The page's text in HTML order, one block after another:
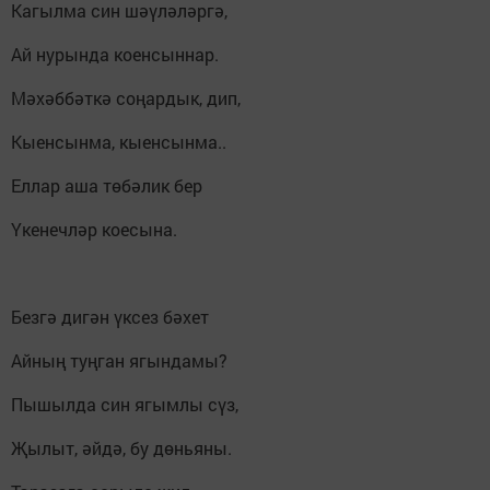
Кагылма син шәүләләргә,
Ай нурында коенсыннар.
Мәхәббәткә соңардык, дип,
Кыенсынма, кыенсынма..
Еллар аша төбәлик бер
Үкенечләр коесына.
Безгә дигән үксез бәхет
Айның туңган ягындамы?
Пышылда син ягымлы сүз,
Җылыт, әйдә, бу дөньяны.